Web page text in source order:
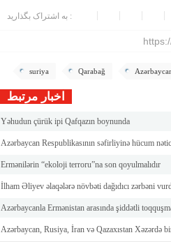
به اشتراک بگذارید :
ها
Qarabağ
suriya
اخبار مرتبط
Yəhudun çürük ipi Qafqazın boynunda
Azərbaycan Respublikasının səfirliyinə hücum
Ermənilərin “ekoloji terroru”na son qoyulmalıdır
İlham Əliyev əlaqələrə növbəti dağıdıcı zərbəni
Azərbaycanla Ermənistan arasında şiddətli
Azərbaycan, Rusiya, İran və Qazaxıstan Xəzərdə